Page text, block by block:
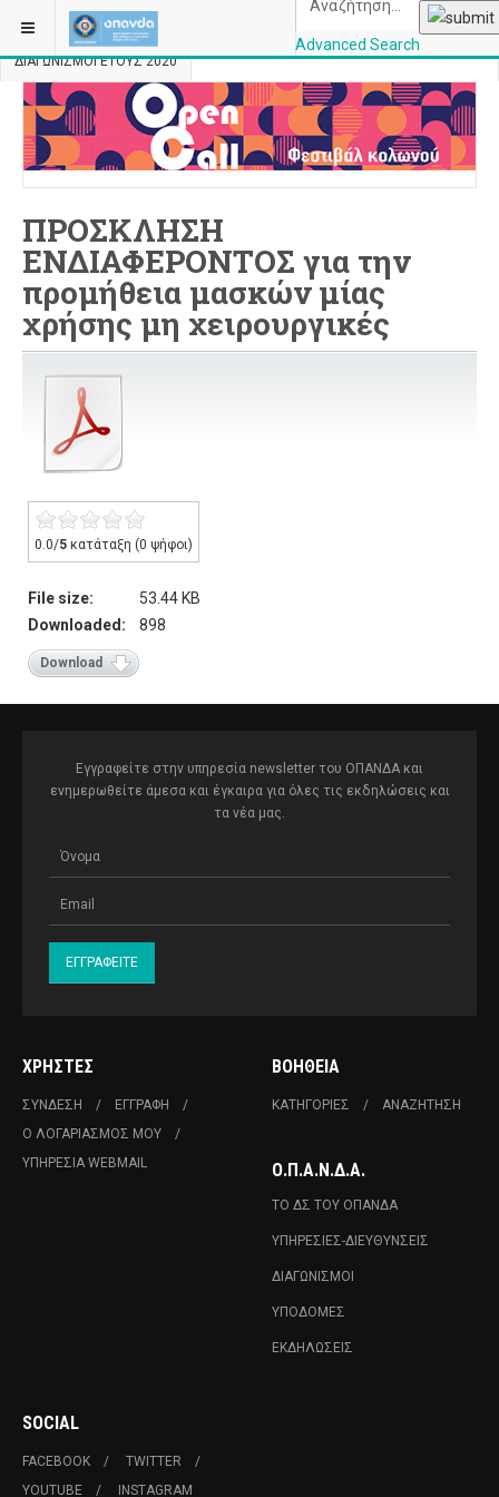
Advanced Search
ΒΡΊΣΚΕΣΤΕ ΕΔΏ: ΑΡΧΙΚΉ
ΔΙΑΓΩΝΙΣΜΟΙ ΕΤΟΥΣ 2020
ΠΡΟΣΚΛΗΣΗ
ΕΝΔΙΑΦΕΡΟΝΤΟΣ για την
προμήθεια μασκών μίας
χρήσης μη χειρουργικές
0.0/5 κατάταξη (0 ψήφοι)
File size:
53.44 KB
Downloaded:
898
Download
Εγγραφείτε στην υπηρεσία newsletter του ΟΠΑΝΔΑ και
ενημερωθείτε άμεσα και έγκαιρα για όλες τις εκδηλώσεις και
τα νέα μας.
ΧΡΉΣΤΕΣ
ΣΎΝΔΕΣΗ
ΕΓΓΡΑΦΉ
Ο ΛΟΓΑΡΙΑΣΜΌΣ ΜΟΥ
ΥΠΗΡΕΣΊΑ WEBMAIL
ΒΟΉΘΕΙΑ
ΚΑΤΗΓΟΡΊΕΣ ΑΝΑΖΉΤΗΣΗ
Ο.Π.Α.Ν.Δ.Α.
ΤΟ ΔΣ ΤΟΥ ΟΠΑΝΔΑ
ΥΠΗΡΕΣΊΕΣ-ΔΙΕΥΘΎΝΣΕΙΣ
ΔΙΑΓΩΝΙΣΜΟΊ
ΥΠΟΔΟΜΈΣ
ΕΚΔΗΛΏΣΕΙΣ
SOCIAL
FACEBOOK
TWITTER
YOUTUBE
INSTAGRAM